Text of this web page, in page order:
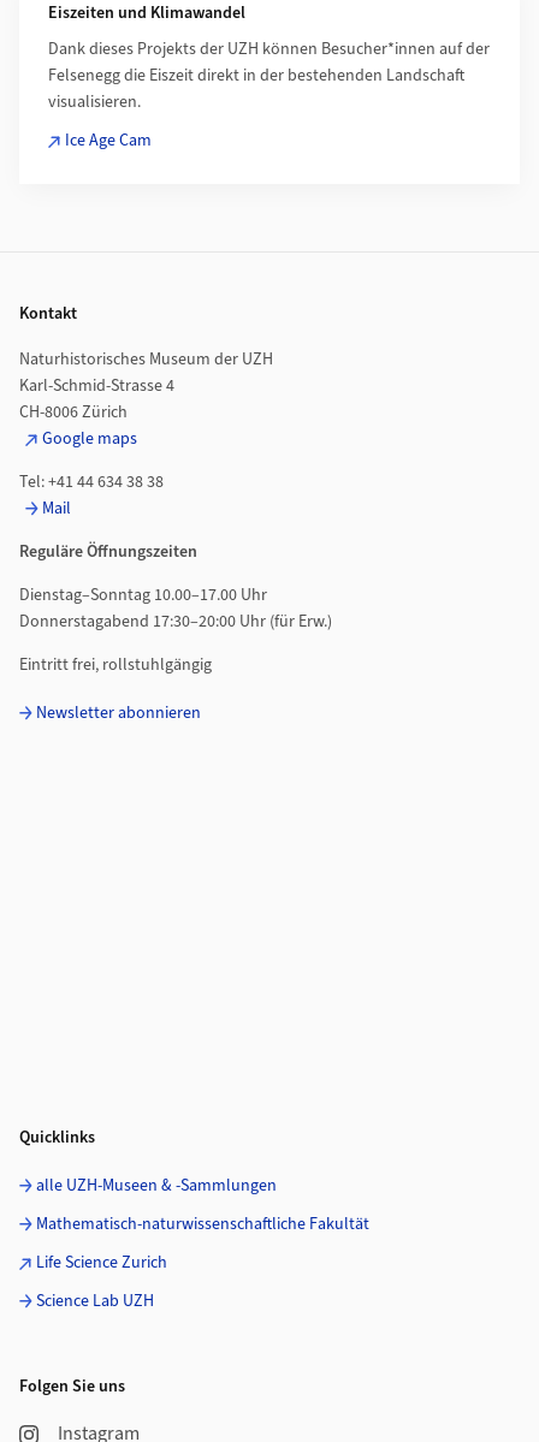
Eiszeiten und Klimawandel
Dank dieses Projekts der UZH können Besucher*innen auf der
Felsenegg die Eiszeit direkt in der bestehenden Landschaft
visualisieren.
Ice Age Cam
Kontakt
Naturhistorisches Museum der UZH
Karl-Schmid-Strasse 4
CH-8006 Zürich
Google maps
Tel: +41 44 634 38 38
Mail
Reguläre Öffnungszeiten
Dienstag–Sonntag 10.00–17.00 Uhr
Donnerstagabend 17:30–20:00 Uhr (für Erw.)
Eintritt frei, rollstuhlgängig
Newsletter abonnieren
Quicklinks
alle UZH-Museen & -Sammlungen
Mathematisch-naturwissenschaftliche Fakultät
Life Science Zurich
Science Lab UZH
Folgen Sie uns
Instagram